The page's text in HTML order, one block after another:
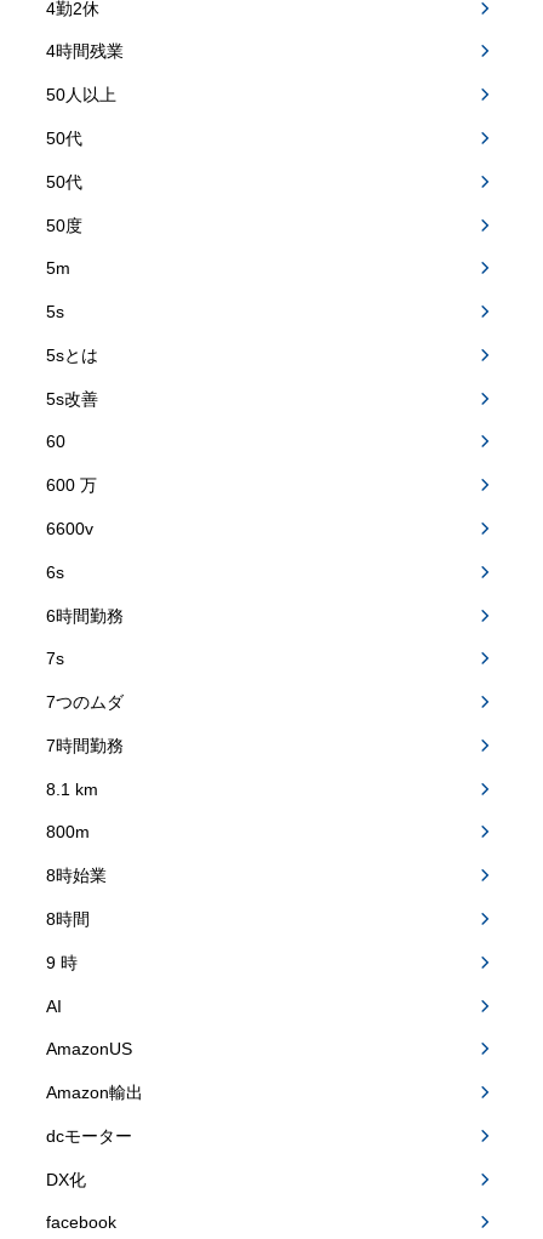
4勤2休
4時間残業
50人以上
50代
50代
50度
5m
5s
5sとは
5s改善
60
600 万
6600v
6s
6時間勤務
7s
7つのムダ
7時間勤務
8.1 km
800m
8時始業
8時間
9 時
AI
AmazonUS
Amazon輸出
dcモーター
DX化
facebook